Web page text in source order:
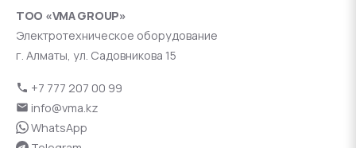
ТОО «VMA GROUP»
Электротехническое оборудование
г. Алматы, ул. Садовникова 15
+7 777 207 00 99
info@vma.kz
WhatsApp